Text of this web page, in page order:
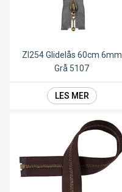
ZI254 Glidelås 60cm 6mm
Grå 5107
LES MER